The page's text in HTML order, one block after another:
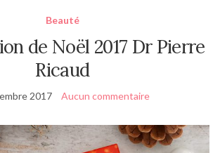
Beauté
de Noël 2017 Dr Pierre
Ricaud
2017 Aucun commentaire